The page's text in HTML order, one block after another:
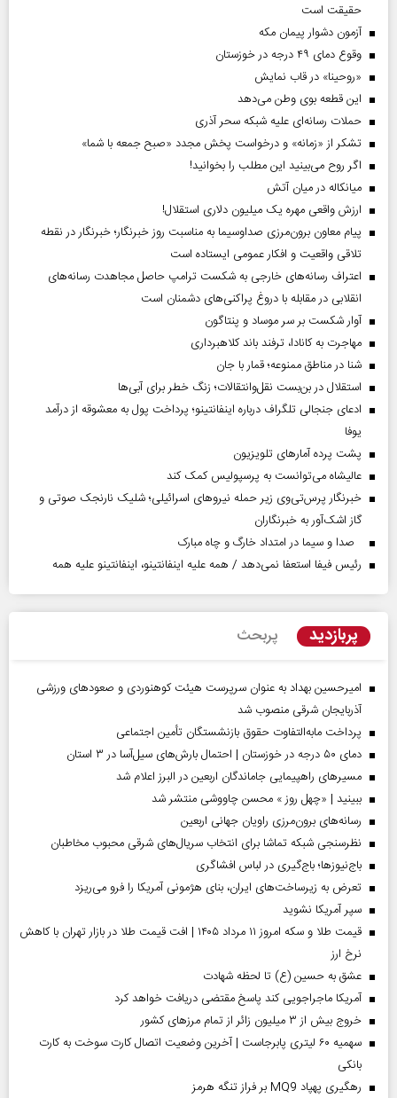
حقیقت است
آزمون دشوار پیمان مکه
وقوع دمای ۴۹ درجه در خوزستان
«روحینا» در قاب نمایش
این قطعه بوی وطن می‌دهد
حملات رسانه‌ای علیه شبکه سحر آذری
تشکر از «زمانه» و درخواست پخش مجدد «صبح جمعه با شما»
اگر روح می‌بینید این مطلب را بخوانید!
میانکاله در میان آتش
ارزش واقعی مهره یک میلیون دلاری استقلال!
پیام معاون برون‌مرزی صداوسیما به مناسبت روز خبرنگار؛ خبرنگار در نقطه
تلاقی واقعیت و افکار عمومی ایستاده است
اعتراف رسانه‌های خارجی به شکست ترامپ حاصل مجاهدت رسانه‌های
انقلابی در مقابله با دروغ پراکنی‌های دشمنان است
آوار شکست بر سر موساد و پنتاگون
مهاجرت به کانادا، ترفند باند کلاهبرداری
شنا در مناطق ممنوعه؛ قمار با جان
استقلال در بن‌بست نقل‌وانتقالات؛ زنگ خطر برای آبی‌ها
ادعای جنجالی تلگراف درباره اینفانتینو؛ پرداخت پول به معشوقه از درآمد
یوفا
پشت پرده آمارهای تلویزیون
عالیشاه می‌توانست به پرسپولیس کمک کند
خبرنگار پرس‌تی‌وی زیر حمله نیروهای اسرائیلی؛ شلیک نارنجک صوتی و
گاز اشک‌آور به خبرنگاران
صدا و سیما در امتداد خارگ و چاه مبارک
رئیس فیفا استعفا نمی‌دهد / همه علیه اینفانتینو، اینفانتینو علیه همه
پربازدید پربحث
امیرحسین بهداد به عنوان سرپرست هیئت کوهنوردی و صعودهای ورزشی
آذربایجان شرقی منصوب شد
پرداخت مابه‌التفاوت حقوق بازنشستگان تأمین اجتماعی
دمای ۵۰ درجه در خوزستان | احتمال بارش‌های سیل‌آسا در ۳ استان
مسیر‌های راهپیمایی جاماندگان اربعین در البرز اعلام شد
ببینید | «چهل روز » محسن چاووشی منتشر شد
رسانه‌های برون‌مرزی راویان جهانی اربعین
نظرسنجی شبکه تماشا برای انتخاب سریال‌های شرقی محبوب مخاطبان
باج‌نیوزها؛ باج‌گیری در لباس افشاگری
تعرض به زیرساخت‌های ایران، بنای هژمونی آمریکا را فرو می‌ریزد
سپر آمریکا نشوید
قیمت طلا و سکه امروز ۱۱ مرداد ۱۴۰۵ | افت قیمت طلا در بازار تهران با کاهش
نرخ ارز
عشق به حسین (ع) تا لحظه شهادت
آمریکا ماجراجویی کند پاسخ مقتضی دریافت خواهد کرد
خروج بیش از ۳ میلیون زائر از تمام مرز‌های کشور
سهمیه ۶۰ لیتری پابرجاست | آخرین وضعیت اتصال کارت سوخت به کارت
بانکی
رهگیری پهپاد MQ9 بر فراز تنگه هرمز